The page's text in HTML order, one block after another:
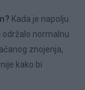
Kada je napolju
održalo normalnu
znojenja,
kako bi